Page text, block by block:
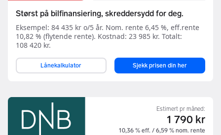
Størst på bilfinansiering, skreddersydd for deg.
Eksempel: 84 435 kr o/5 år. Nom. rente 6,45 %, eff.rente
10,82 % (flytende rente). Kostnad: 23 985 kr. Totalt:
108 420 kr.
Lånekalkulator Sjekk prisen din her
Estimert pr måned:
1 790 kr
10,36 % eff. / 6,59 % nom. rente